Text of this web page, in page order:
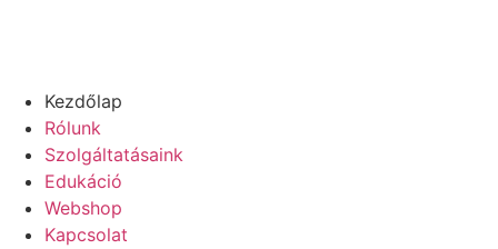
Kezdőlap
Rólunk
Szolgáltatásaink
Edukáció
Webshop
Kapcsolat